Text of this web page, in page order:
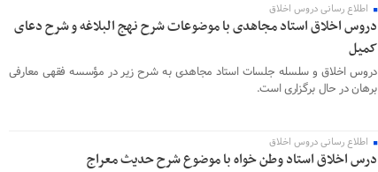
اطلاع رسانی دروس اخلاق
دروس اخلاق استاد مجاهدی با موضوعات شرح نهج البلاغه و شرح دعای
کمیل
دروس اخلاق و سلسله جلسات استاد مجاهدی به شرح زیر در مؤسسه فقهی معارفی
برهان در حال برگزاری است.
اطلاع رسانی دروس اخلاق
درس اخلاق استاد وطن خواه با موضوع شرح حدیث معراج